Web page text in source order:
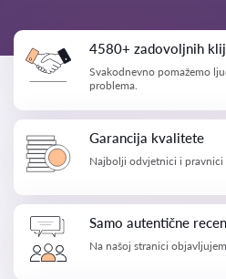
4580+ zadovoljnih
Svakodnevno pomažemo
problema.
Garancija kvalitete
Najbolji odvjetnici i pravnici
Samo autentične
Na našoj stranici